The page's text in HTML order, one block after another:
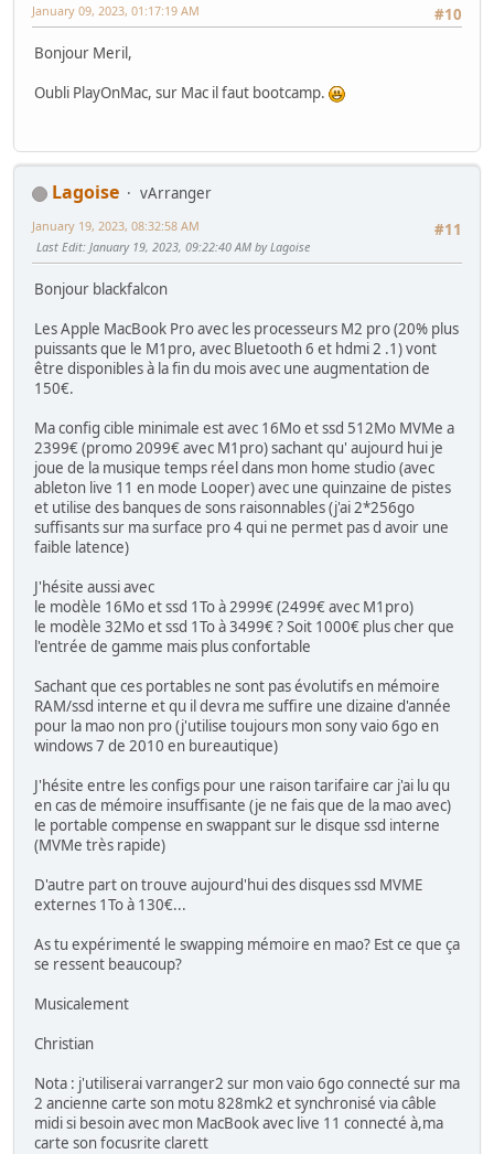
#10
January 09, 2023, 01:17:19 AM
Bonjour Meril,
Oubli PlayOnMac, sur Mac il faut bootcamp.
Lagoise
vArranger
#11
January 19, 2023, 08:32:58 AM
Last Edit: January 19, 2023, 09:22:40 AM by Lagoise
Bonjour blackfalcon
Les Apple MacBook Pro avec les processeurs M2 pro (20% plus
puissants que le M1pro, avec Bluetooth 6 et hdmi 2 .1) vont
être disponibles à la fin du mois avec une augmentation de
150€.
Ma config cible minimale est avec 16Mo et ssd 512Mo MVMe a
2399€ (promo 2099€ avec M1pro) sachant qu' aujourd hui je
joue de la musique temps réel dans mon home studio (avec
ableton live 11 en mode Looper) avec une quinzaine de pistes
et utilise des banques de sons raisonnables (j'ai 2*256go
suffisants sur ma surface pro 4 qui ne permet pas d avoir une
faible latence)
J'hésite aussi avec
le modèle 16Mo et ssd 1To à 2999€ (2499€ avec M1pro)
le modèle 32Mo et ssd 1To à 3499€ ? Soit 1000€ plus cher que
l'entrée de gamme mais plus confortable
Sachant que ces portables ne sont pas évolutifs en mémoire
RAM/ssd interne et qu il devra me suffire une dizaine d'année
pour la mao non pro (j'utilise toujours mon sony vaio 6go en
windows 7 de 2010 en bureautique)
J'hésite entre les configs pour une raison tarifaire car j'ai lu qu
en cas de mémoire insuffisante (je ne fais que de la mao avec)
le portable compense en swappant sur le disque ssd interne
(MVMe très rapide)
D'autre part on trouve aujourd'hui des disques ssd MVME
externes 1To à 130€...
As tu expérimenté le swapping mémoire en mao? Est ce que ça
se ressent beaucoup?
Musicalement
Christian
Nota : j'utiliserai varranger2 sur mon vaio 6go connecté sur ma
2 ancienne carte son motu 828mk2 et synchronisé via câble
midi si besoin avec mon MacBook avec live 11 connecté à,ma
carte son focusrite clarett